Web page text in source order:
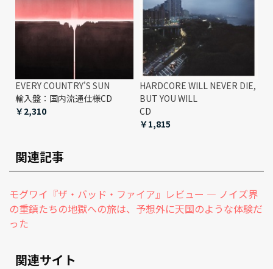
EVERY COUNTRY'S SUN
輸入盤：国内流通仕様CD
￥2,310
HARDCORE WILL NEVER DIE,
BUT YOU WILL
CD
￥1,815
関連記事
モグワイ『ザ・バッド・ファイア』レビュー ― ノイズ界
の重鎮たちの地獄への旅は、予想外に天国のような体験だ
った
関連サイト